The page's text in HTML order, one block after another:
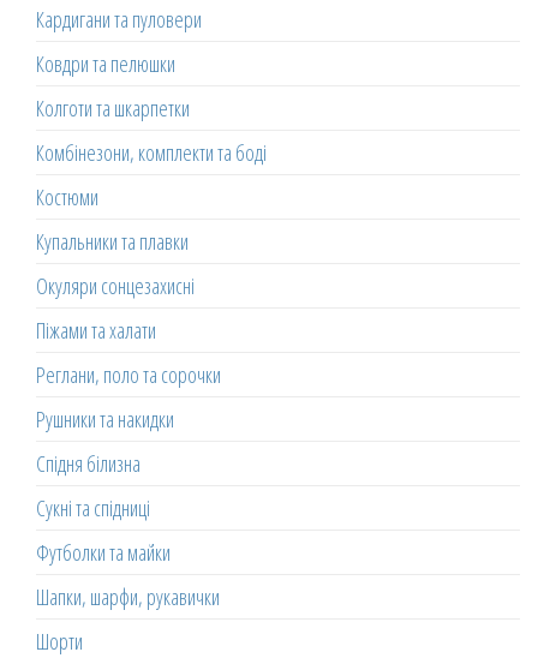
Кардигани та пуловери
Ковдри та пелюшки
Колготи та шкарпетки
Комбінезони, комплекти та боді
Костюми
Купальники та плавки
Окуляри сонцезахисні
Піжами та халати
Реглани, поло та сорочки
Рушники та накидки
Спідня білизна
Сукні та спідниці
Футболки та майки
Шапки, шарфи, рукавички
Шорти